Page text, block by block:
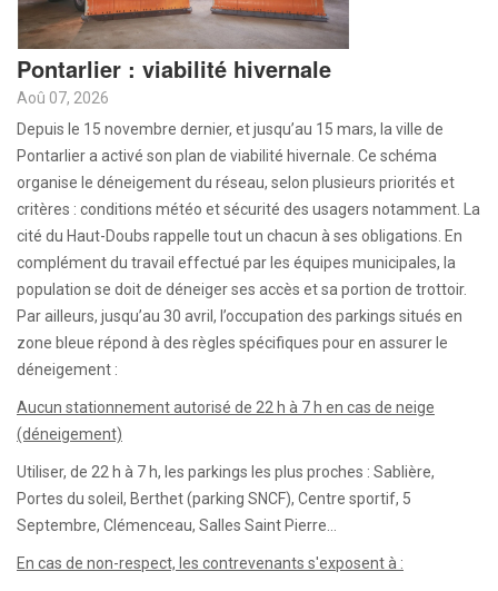
Pontarlier : viabilité hivernale
Aoû 07, 2026
Depuis le 15 novembre dernier, et jusqu’au 15 mars, la ville de
Pontarlier a activé son plan de viabilité hivernale. Ce schéma
organise le déneigement du réseau, selon plusieurs priorités et
critères : conditions météo et sécurité des usagers notamment. La
cité du Haut-Doubs rappelle tout un chacun à ses obligations. En
complément du travail effectué par les équipes municipales, la
population se doit de déneiger ses accès et sa portion de trottoir.
Par ailleurs, jusqu’au 30 avril, l’occupation des parkings situés en
zone bleue répond à des règles spécifiques pour en assurer le
déneigement :
Aucun stationnement autorisé de 22 h à 7 h en cas de neige
(déneigement)
Utiliser, de 22 h à 7 h, les parkings les plus proches : Sablière,
Portes du soleil, Berthet (parking SNCF), Centre sportif, 5
Septembre, Clémenceau, Salles Saint Pierre…
En cas de non-respect, les contrevenants s'exposent à :